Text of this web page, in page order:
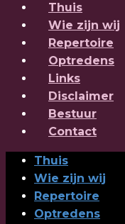
Thuis
Wie zijn wij
Repertoire
Optredens
Links
Disclaimer
Bestuur
Contact
Thuis
Wie zijn wij
Repertoire
Optredens